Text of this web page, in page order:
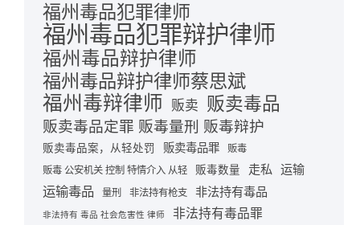
福州毒品犯罪律师
福州毒品犯罪辩护律师
福州毒品辩护律师
福州毒品辩护律师蔡思斌
福州毒辩律师 贩卖 贩卖毒品
贩卖毒品定罪 贩毒量刑 贩毒辩护
贩卖毒品案，从轻处罚 贩卖毒品罪
贩毒
贩毒 公安机关 控制 特情介入 从轻
贩毒数量 走私 运输
运输毒品 量刑 非法持有枪支 非法持有毒品
非法持有 毒品 社会危害性 律师 非法持有毒品罪